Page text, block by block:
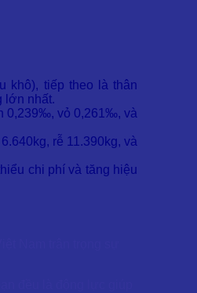
khô), tiếp theo là thân
lớn nhất.
0,239‰, vỏ 0,261‰, và
rễ 11.390kg, và
chi phí và tăng hiệu